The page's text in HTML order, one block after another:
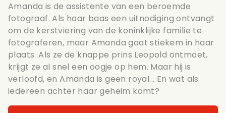
Amanda is de assistente van een beroemde
fotograaf. Als haar baas een uitnodiging ontvangt
om de kerstviering van de koninklijke familie te
fotograferen, maar Amanda gaat stiekem in haar
plaats. Als ze de knappe prins Leopold ontmoet,
krijgt ze al snel een oogje op hem. Maar hij is
verloofd, en Amanda is geen royal... En wat als
iedereen achter haar geheim komt?